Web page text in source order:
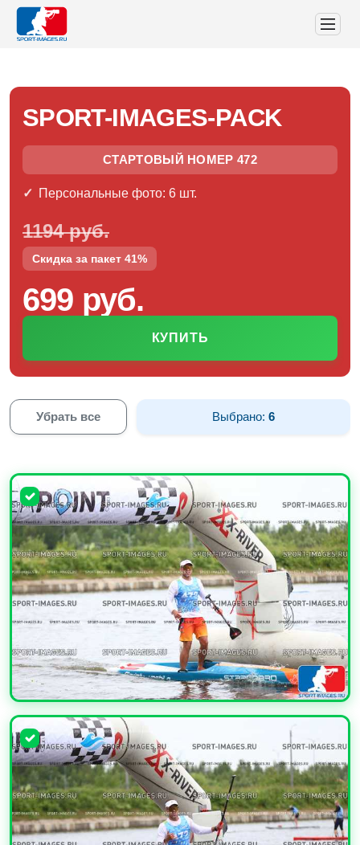
SPORT-IMAGES-PACK
СТАРТОВЫЙ НОМЕР 472
Персональные фото: 6 шт.
1194 руб.
Скидка за пакет 41%
699 руб.
КУПИТЬ
Убрать все Выбрано:6
УВЕЛИЧИТЬ